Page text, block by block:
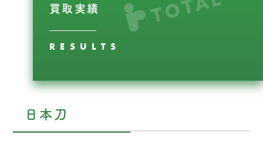
買取実績
RESULTS
日本刀